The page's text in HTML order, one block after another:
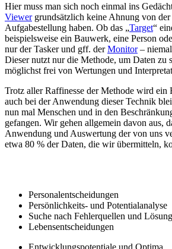
Hier muss man sich noch einmal ins
Viewergrundsätzlich keine Ahnung von
Aufgabestellung haben. Ob das „Target“
beispielsweise ein Bauwerk, eine Person
nur der Tasker und gff. derMonitor–
Dieser nutzt nur die Methode, um Daten zu
möglichst frei von Wertungen und
Trotz aller Raffinesse der Methode wird ein
auch bei der Anwendung dieser Technik
nun mal Menschen und in den
gefangen. Wir gehen allgemein davon aus,
Anwendung und Auswertung der von uns
etwa 80 % der Daten, die wir übermitteln,
Personalentscheidungen
Persönlichkeits- und Potentialanalyse
Suche nach Fehlerquellen und
Lebensentscheidungen
Entwicklungspotentiale und Optima